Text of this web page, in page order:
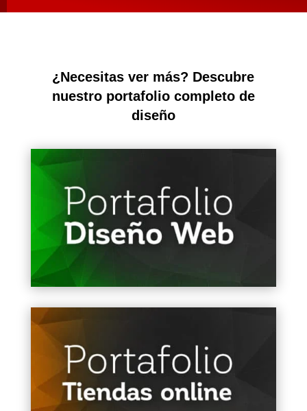
¿Necesitas ver más? Descubre
nuestro portafolio completo de
diseño